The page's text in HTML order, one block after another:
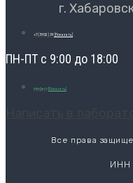
г.
+7 (3902) 39 [Показать]
ПН-ПТ с 9:00 до 18:00
info@ecl- [Показать]
Все права
ИНН